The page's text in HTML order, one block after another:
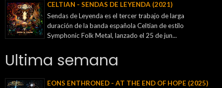
CELTIAN - SENDAS DE LEYENDA (2021)
Sendas de Leyenda es el tercer trabajo de larga
duración de la banda española Celtian de estilo
Symphonic Folk Metal, lanzado el 25 de jun...
Ultima semana
EONS ENTHRONED - AT THE END OF HOPE (2025)